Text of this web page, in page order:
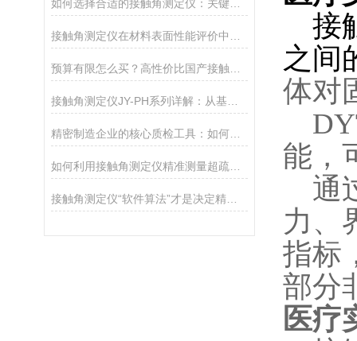
如何选择合适的接触角测定仪：关键参数与配置解读
精密制造企业的核心质检工具：如何通过接触角控制产品质量
如何利用接触角测定仪精准测量超疏水材料（>150°）
接触角测定仪“软件算法”才是决定精度的灵魂
接
之间
体对
能，
通
力、
指标
部分
医疗